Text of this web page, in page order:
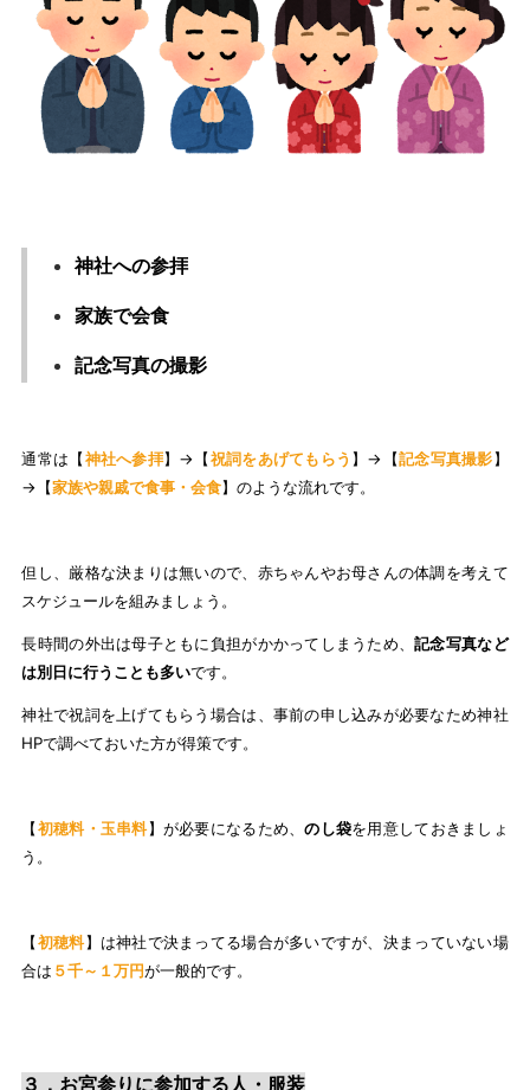
神社への参拝
家族で会食
記念写真の撮影
通常は【神社へ参拝】→【祝詞をあげてもらう 】→【記念写真撮影】
→【家族や親戚で食事・会食】のような流れです。
但し、厳格な決まりは無いので、赤ちゃんやお母さんの体調を考えて
スケジュールを組みましょう。
長時間の外出は母子ともに負担がかかってしまうため、記念写真など
は別日に行うことも多いです。
神社で祝詞を上げてもらう場合は、事前の申し込みが必要なため神社
HPで調べておいた方が得策です。
【初穂料・玉串料】が必要になるため、のし袋を用意しておきましょ
う。
【初穂料】は神社で決まってる場合が多いですが、決まっていない場
合は ５千～１万円が一般的です。
３．お宮参りに参加する人・服装